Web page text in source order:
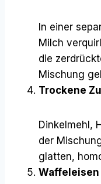
In einer
Milch
die
Mischung
Trockene
Dinkelmehl,
der
glatten,